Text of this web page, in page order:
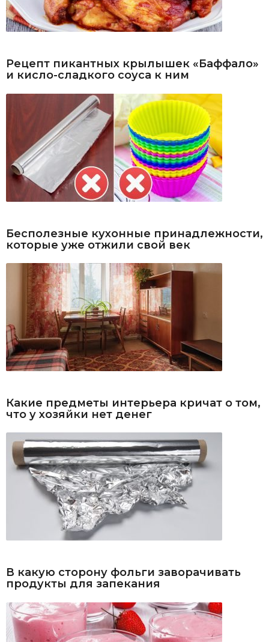
Рецепт пикантных крылышек «Баффало»
и кисло-сладкого соуса к ним
Бесполезные кухонные принадлежности,
которые уже отжили свой век
Какие предметы интерьера кричат о том,
что у хозяйки нет денег
В какую сторону фольги заворачивать
продукты для запекания